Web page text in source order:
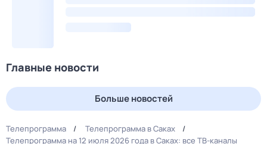
Главные новости
Больше новостей
Телепрограмма
Телепрограмма в Саках
Телепрограмма на 12 июля 2026 года в Саках: все ТВ-каналы